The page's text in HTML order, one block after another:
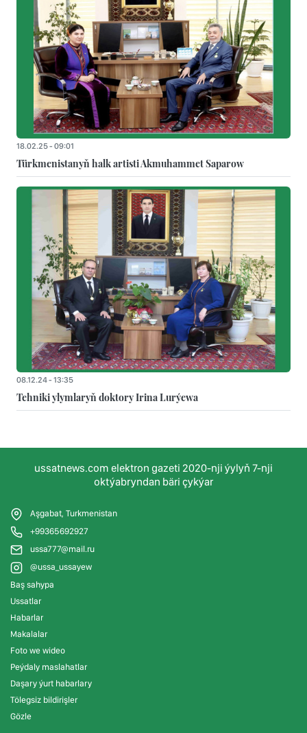
18.02.25 - 09:01
Türkmenistanyň halk artisti Akmuhammet Saparow
08.12.24 - 13:35
Tehniki ylymlaryň doktory Irina Lurýewa
ussatnews.com elektron gazeti 2020-nji ýylyň 7-nji
oktýabryndan bäri çykýar
Aşgabat, Turkmenistan
+99365692927
ussa777@mail.ru
@ussa_ussayew
Baş sahypa
Ussatlar
Habarlar
Makalalar
Foto we wideo
Peýdaly maslahatlar
Daşary ýurt habarlary
Tölegsiz bildirişler
Gözle